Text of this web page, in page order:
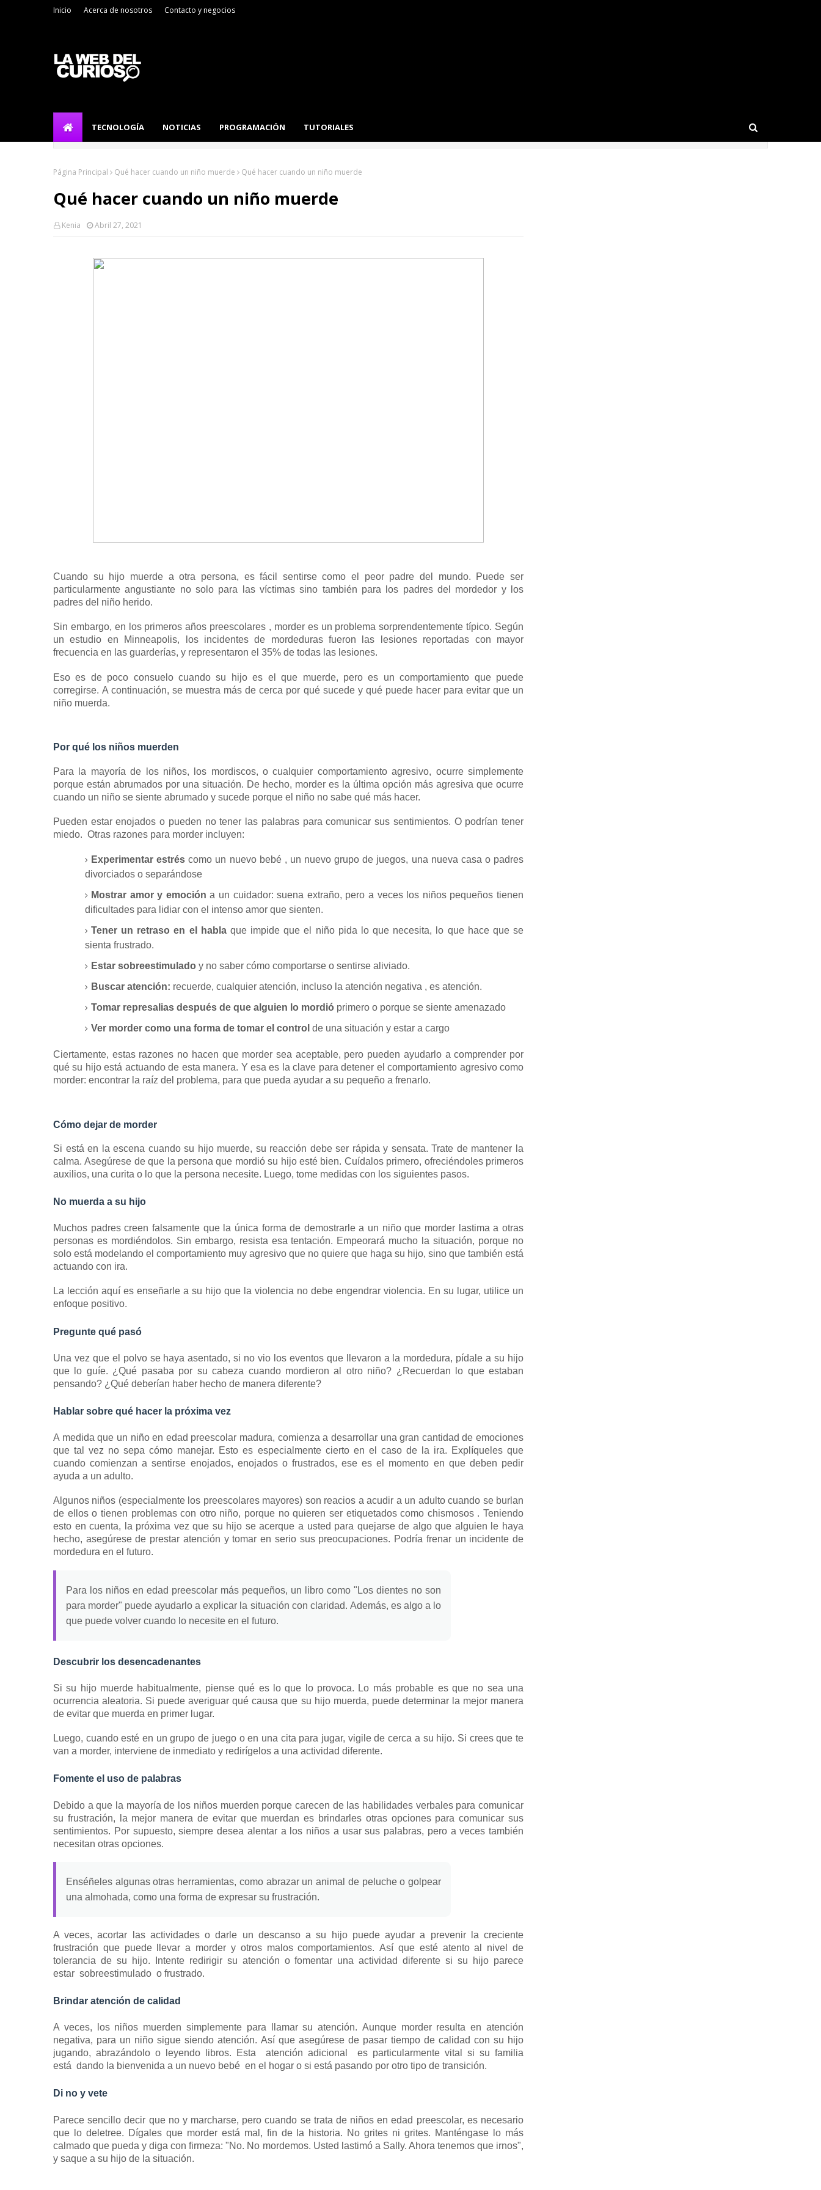
Inicio Acerca de nosotros Contacto y negocios
TECNOLOGÍA NOTICIAS PROGRAMACIÓN TUTORIALES
Página Principal Qué hacer cuando un niño muerde Qué hacer cuando un niño muerde
Qué hacer cuando un niño muerde
Kenia Abril 27, 2021
Cuando su hijo muerde a otra persona, es fácil sentirse como el peor padre del mundo. Puede ser
particularmente angustiante no solo para las víctimas sino también para los padres del mordedor y los
padres del niño herido.
Sin embargo, en los primerosaños preescolares , morder es un problema sorprendentemente típico. Según
un estudio en Minneapolis, los incidentes de mordeduras fueron las lesiones reportadas con mayor
frecuencia en las guarderías, y representaron el 35% de todas las lesiones.
Eso es de poco consuelo cuando su hijo es el que muerde, pero es un comportamiento que puede
corregirse.A continuación, se muestra más de cerca por qué sucede y qué puede hacer para evitar que un
niño muerda.
Por qué los niños muerden
Para la mayoría de los niños, los mordiscos, o cualquier comportamiento agresivo, ocurre simplemente
porque están abrumados por una situación. De hecho, morder es la última opción más agresiva que ocurre
cuando un niño se siente abrumado y sucede porque el niño no sabe qué más hacer.
Pueden estar enojados o pueden no tener las palabras para comunicar sus sentimientos. O podrían tener
miedo. Otras razones para morder incluyen:
Experimentar estrés como un nuevo bebé, un nuevo grupo de juegos, una nueva casa o padres
divorciados o separándose
Mostrar amor y emoción a un cuidador: suena extraño, pero a veces los niños pequeños tienen
dificultades para lidiar con el intenso amor que sienten.
Tener un retraso en el hablaque impide que el niño pida lo que necesita, lo que hace que se
sienta frustrado.
Estar sobreestimulado y no saber cómo comportarse o sentirse aliviado.
Buscar atención: recuerde, cualquier atención, incluso la atención negativa , es atención.
Tomar represalias después de que alguien lo mordió primero o porque se siente amenazado
Ver morder como una forma de tomar el control de una situación y estar a cargo
Ciertamente, estas razones no hacen que morder sea aceptable, pero pueden ayudarlo a comprender por
qué su hijo está actuando de esta manera. Y esa es la clave paradetener el comportamiento agresivocomo
morder: encontrar la raíz del problema, para que pueda ayudar a su pequeño a frenarlo.
Cómo dejar de morder
Si está en la escena cuando su hijo muerde, su reacción debe ser rápida y sensata.Trate de mantener la
calma.Asegúrese de que la persona que mordió su hijo esté bien. Cuídalos primero, ofreciéndoles primeros
auxilios, una curita o lo que la persona necesite. Luego, tome medidas con los siguientes pasos.
No muerda a su hijo
Muchos padres creen falsamente que la única forma de demostrarle a un niño que morder lastima a otras
personas es mordiéndolos. Sin embargo, resista esa tentación. Empeorará mucho la situación, porque no
solo está modelando el comportamiento muy agresivo que no quiere que haga su hijo, sino que también está
actuando con ira.
La lección aquí es enseñarle a su hijo que la violencia no debe engendrar violencia. En su lugar, utilice un
enfoque positivo.
Pregunte qué pasó
Una vez que el polvo se haya asentado, si no vio los eventos que llevaron a la mordedura, pídale a su hijo
que lo guíe. ¿Qué pasaba por su cabeza cuando mordieron al otro niño? ¿Recuerdan lo que estaban
pensando? ¿Qué deberían haber hecho de manera diferente?
Hablar sobre qué hacer la próxima vez
A medida que un niño en edad preescolar madura, comienza a desarrollar una gran cantidad de emociones
que tal vez no sepa cómo manejar. Esto es especialmente cierto en el caso de la ira. Explíqueles que
cuando comienzan a sentirse enojados, enojados o frustrados, ese es el momento en que deben pedir
ayuda a un adulto.
Algunos niños (especialmente los preescolares mayores) son reacios a acudir a un adulto cuando se burlan
de elloso tienen problemas con otro niño, porque no quieren ser etiquetados como chismosos. Teniendo
esto en cuenta, la próxima vez que su hijo se acerque a usted para quejarse de algo que alguien le haya
hecho, asegúrese de prestar atención y tomar en serio sus preocupaciones. Podría frenar un incidente de
mordedura en el futuro.
Para los niños en edad preescolar más pequeños, un libro como "Los dientes no son
para morder" puede ayudarlo a explicar la situación con claridad. Además, es algo a lo
que puede volver cuando lo necesite en el futuro.
Descubrir los desencadenantes
Si su hijo muerde habitualmente, piense qué es lo que lo provoca. Lo más probable es que no sea una
ocurrencia aleatoria. Si puede averiguar qué causa que su hijo muerda, puede determinar la mejor manera
de evitar que muerda en primer lugar.
Luego, cuando esté en un grupo de juegoo en una cita para jugar, vigile de cerca a su hijo. Si crees que te
van a morder, interviene de inmediato y redirígelos a una actividad diferente.
Fomente el uso de palabras
Debido a que la mayoría de los niños muerden porque carecen de las habilidades verbales para comunicar
su frustración, la mejor manera de evitar que muerdan es brindarles otras opciones para comunicar sus
sentimientos. Por supuesto, siempre desea alentar a los niños a usar sus palabras, pero a veces también
necesitan otras opciones.
Enséñeles algunas otras herramientas, como abrazar un animal de peluche o golpear
una almohada, como una forma de expresar su frustración.
A veces, acortar las actividades o darle un descanso a su hijo puede ayudar a prevenir la creciente
frustración que puede llevar a morder y otros malos comportamientos.Así que esté atento al nivel de
tolerancia de su hijo.
Intente redirigir su atención o fomentar una actividad diferente si su hijo parece
estar sobreestimulado o frustrado.
Brindar atención de calidad
A veces, los niños muerden simplemente para llamar su atención. Aunque morder resulta en atención
negativa, para un niño sigue siendo atención. Así que asegúrese de pasar tiempo de calidad con su hijo
jugando, abrazándolo o leyendo libros.
Esta atención adicional
es particularmente vital si su familia
está dando la bienvenida a un nuevo bebé en el hogar o si está pasando por otro tipo de transición.
Di no y vete
Parece sencillo decir que no y marcharse, pero cuando se trata de niños en edad preescolar, es necesario
que lo deletree. Dígales que morder está mal, fin de la historia. No grites ni grites. Manténgase lo más
calmado que pueda y diga con firmeza: "No. No mordemos. Usted lastimó a Sally. Ahora tenemos que irnos",
y saque a su hijo de la situación.